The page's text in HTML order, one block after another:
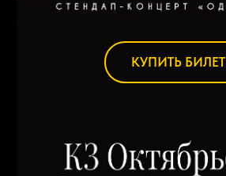
КУПИТЬ БИЛЕТ